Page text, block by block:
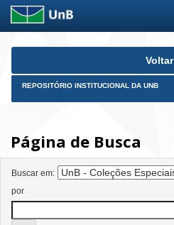
Skip
Voltar
REPOSITÓRIO INSTITUCIONAL DA UNB
Página de Busca
Buscar em:
por